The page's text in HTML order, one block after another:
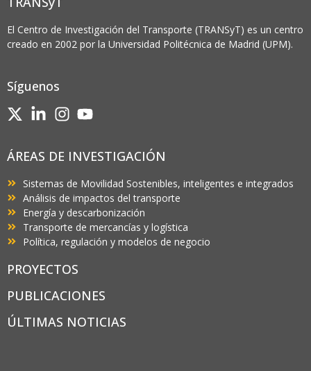
El Centro de Investigación del Transporte (TRANSyT) es un centro
creado en 2002 por la Universidad Politécnica de Madrid (UPM).
Síguenos
ÁREAS DE INVESTIGACIÓN
Sistemas de Movilidad Sostenibles, inteligentes e integrados
Análisis de impactos del transporte
Energía y descarbonización
Transporte de mercancías y logística
Política, regulación y modelos de negocio
PROYECTOS
PUBLICACIONES
ÚLTIMAS NOTICIAS